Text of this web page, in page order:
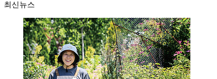
최신뉴스